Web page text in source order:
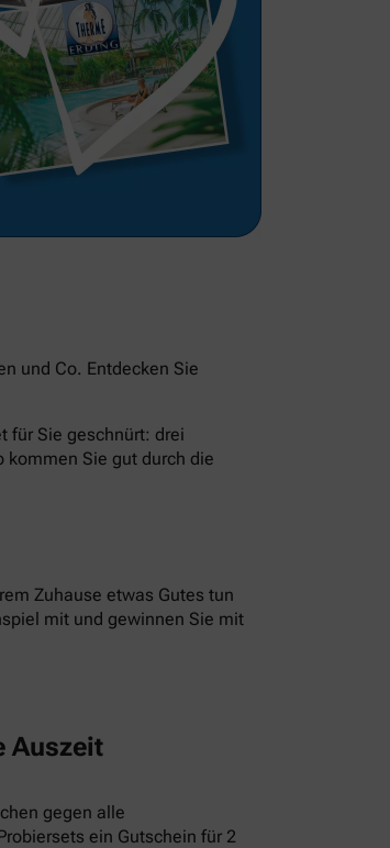
und Co. Entdecken Sie
für Sie geschnürt: drei
kommen Sie gut durch die
Zuhause etwas Gutes tun
mit und gewinnen Sie mit
Auszeit
gegen alle
ein Gutschein für 2